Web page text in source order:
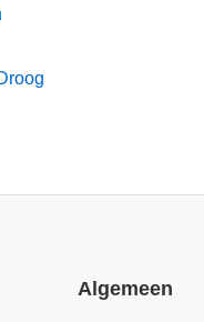
Algemeen